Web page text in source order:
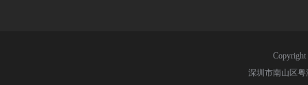
深圳市南山区